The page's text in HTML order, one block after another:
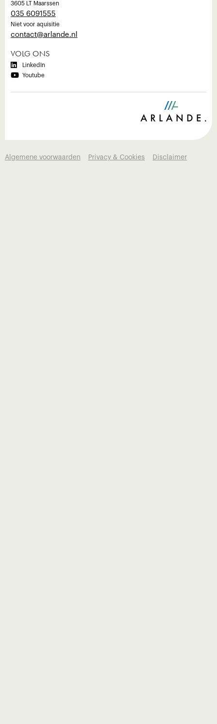
3605 LT Maarssen
035 6091555
Niet voor aquisitie
‍contact@arlande.nl
VOLG ONS
 LinkedIn
 Youtube
Algemene voorwaarden Privacy & Cookies Disclaimer